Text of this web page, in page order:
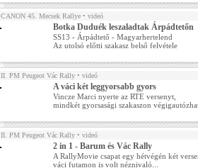
CANON 45. Mecsek Rallye • videó
Botka Duduék leszaladtak Árpádtetőn
SS13 - Árpádtető - Magyarhertelend
Az utolsó előtti szakasz belső felvétele
II. PM Peugeot Vác Rally • videó
A váci két leggyorsabb gyors
Vincze Marci nyerte az RTE versenyt,
mindkét gyorsasági szakaszon
II. PM Peugeot Vác Rally • videó
2 in 1 - Barum és Vác Rally
A RallyMovie csapat egy hétvégén két
váci futamon is volt néznivaló...